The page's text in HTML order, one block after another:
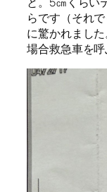
らです（それ
に驚かれまし
場合救急車を呼